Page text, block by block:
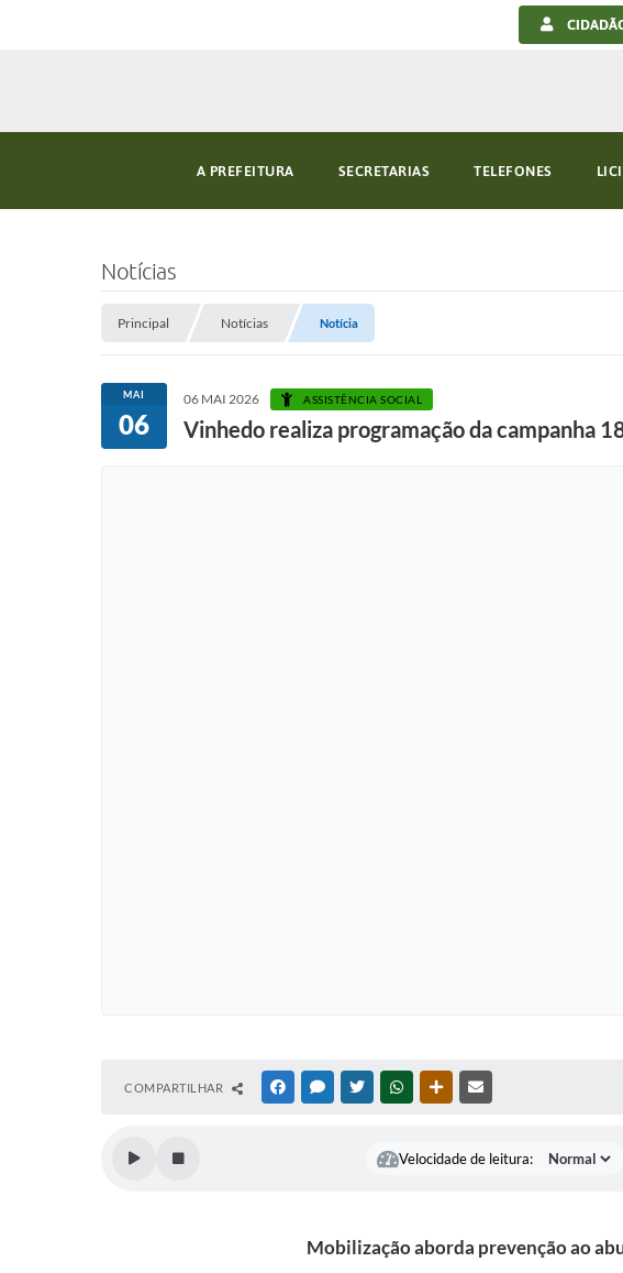
A PREFEITURA SECRETARIAS TELEFONES
Notícias
Principal Notícias Notícia
MAI
06
06 MAI 2026 ASSISTÊNCIA SOCIAL
Vinhedo realiza programação da campanha
COMPARTILHAR FACEBOOKMESSENGER
TWITTERWHATSAPPOUTRAS MÍDIAS
Velocidade de leitura:
Mobilização aborda prevenção ao